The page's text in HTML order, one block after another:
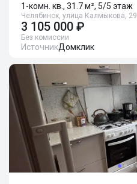
1-комн. кв., 31.7 м², 5/5 этаж
Челябинск, улица Калмыкова, 29
3 105 000 ₽
Без комиссии
ИсточникДомклик